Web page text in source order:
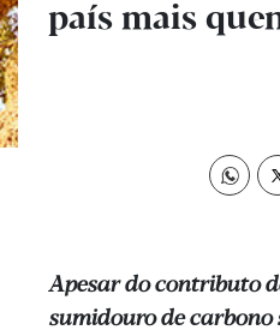
país mais
Apesar do contributo
sumidouro de carbono